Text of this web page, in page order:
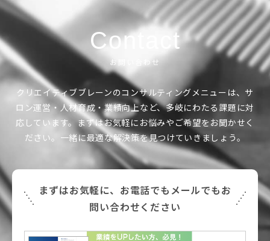
Contact
お問い合わせ
クリエイティブブレーンのコンサルティングメニューは、サ
ロン運営・人材育成・業績向上など、多岐にわたる課題に対
応しています。まずはお気軽にお悩みやご希望をお聞かせく
ださい。一緒に最適な解決策を見つけていきましょう。
まずはお気軽に、お電話でもメールでもお
問い合わせください